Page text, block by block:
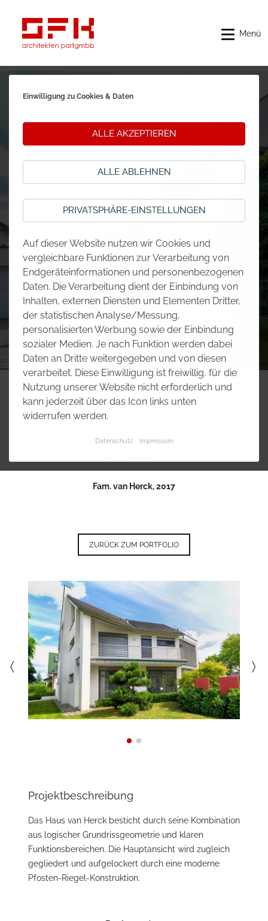
Einwilligung zu Cookies & Daten
ALLE AKZEPTIEREN
ALLE ABLEHNEN
PRIVATSPHÄRE-EINSTELLUNGEN
Auf dieser Website nutzen wir Cookies und
vergleichbare Funktionen zur Verarbeitung von
Endgeräteinformationen und personenbezogenen
Daten. Die Verarbeitung dient der Einbindung von
Inhalten, externen Diensten und Elementen Dritter,
der statistischen Analyse/Messung,
personalisierten Werbung sowie der Einbindung
sozialer Medien. Je nach Funktion werden dabei
Daten an Dritte weitergegeben und von diesen
verarbeitet. Diese Einwilligung ist freiwillig, für die
Nutzung unserer Website nicht erforderlich und
kann jederzeit über das Icon links unten
widerrufen werden.
Datenschutz Impressum
Menü
HAUS VAN HERCK
"Von der Planung bis zur Beendigung der
Bauphase eine sehr gute und inspirative
individuelles Haus mit vielen kreativen Ideen
Fam. van Herck, 2017
ZURÜCK ZUM PORTFOLIO
〈 〉
Projektbeschreibung
Das Haus van Herck besticht durch seine Kombination
aus logischer Grundrissgeometrie und klaren
Funktionsbereichen. Die Hauptansicht wird zugleich
gegliedert und aufgelockert durch eine moderne
Pfosten-Riegel-Konstruktion.